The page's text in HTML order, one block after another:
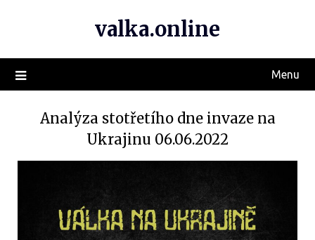
valka.online
Menu
Analýza stotřetího dne invaze na
Ukrajinu 06.06.2022